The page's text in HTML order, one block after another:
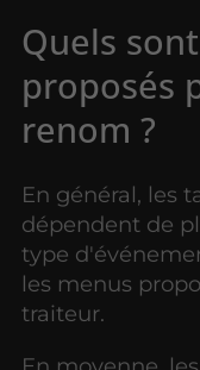
Quels
proposés
renom ?
En général, les
dépendent de
type
les menus
traiteur.